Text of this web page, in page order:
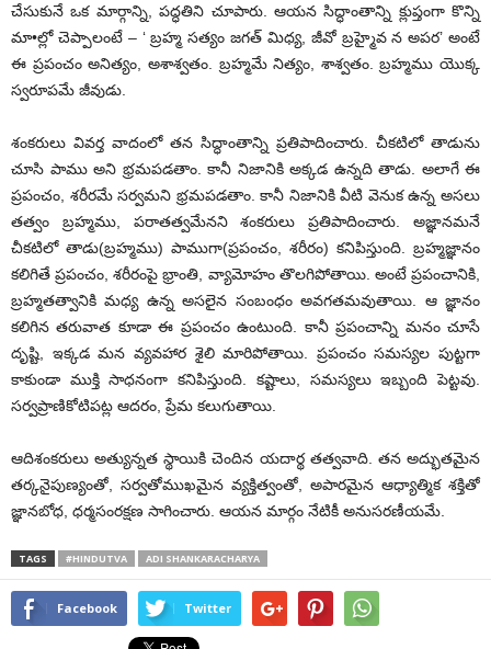
చేసుకునే ఒక మార్గాన్ని, పద్ధతిని చూపారు. ఆయన సిద్ధాంతాన్ని క్లుప్తంగా కొన్ని
మా•ల్లో చెప్పాలంటే – ‘ బ్రహ్మ సత్యం జగత్‌ ‌మిధ్య, జీవో బ్రహ్మైవ న అపర’ అంటే
ఈ ప్రపంచం అనిత్యం, అశాశ్వతం. బ్రహ్మమే నిత్యం, శాశ్వతం. బ్రహ్మము యొక్క
స్వరూపమే జీవుడు.
శంకరులు వివర్త వాదంలో తన సిద్ధాంతాన్ని ప్రతిపాదించారు. చీకటిలో తాడును
చూసి పాము అని భ్రమపడతాం. కానీ నిజానికి అక్కడ ఉన్నది తాడు. అలాగే ఈ
ప్రపంచం, శరీరమే సర్వమని భ్రమపడతాం. కానీ నిజానికి వీటి వెనుక ఉన్న అసలు
తత్వం బ్రహ్మము, పరాతత్వమేనని శంకరులు ప్రతిపాదించారు. అజ్ఞానమనే
చీకటిలో తాడు(బ్రహ్మము) పాముగా(ప్రపంచం, శరీరం) కనిపిస్తుంది. బ్రహ్మజ్ఞానం
కలిగితే ప్రపంచం, శరీరంపై భ్రాంతి, వ్యామోహం తొలగిపోతాయి. అంటే ప్రపంచానికి,
బ్రహ్మతత్వానికి మధ్య ఉన్న అసలైన సంబంధం అవగతమవుతాయి. ఆ జ్ఞానం
కలిగిన తరువాత కూడా ఈ ప్రపంచం ఉంటుంది. కానీ ప్రపంచాన్ని మనం చూసే
దృష్టి, ఇక్కడ మన వ్యవహార శైలి మారిపోతాయి. ప్రపంచం సమస్యల పుట్టగా
కాకుండా ముక్తి సాధనంగా కనిపిస్తుంది. కష్టాలు, సమస్యలు ఇబ్బంది పెట్టవు.
సర్వప్రాణికోటిపట్ల ఆదరం, ప్రేమ కలుగుతాయి.
ఆదిశంకరులు అత్యున్నత స్థాయికి చెందిన యదార్థ తత్వవాది. తన అద్భుతమైన
తర్కనైపుణ్యంతో, సర్వతోముఖమైన వ్యక్తిత్వంతో, అపారమైన ఆధ్యాత్మిక శక్తితో
జ్ఞానబోధ, ధర్మసంరక్షణ సాగించారు. ఆయన మార్గం నేటికీ అనుసరణీయమే.
TAGS #HINDUTVA ADI SHANKARACHARYA
Facebook Twitter